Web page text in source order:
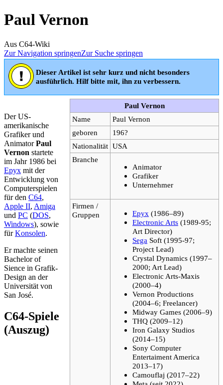
Paul Vernon
Aus C64-Wiki
Zur Navigation springenZur Suche springen
Dieser Artikel ist sehr kurz und nicht besonders
ausführlich. Hilf bitte mit, ihn zu verbessern.
Paul Vernon
Name
Paul Vernon
geboren
196?
Nationalität USA
Branche
Animator
Grafiker
Unternehmer
Firmen /
Gruppen
Epyx (1986–89)
Electronic Arts (1989-95;
Art Director)
Sega Soft (1995-97;
Project Lead)
Crystal Dynamics (1997–
2000; Art Lead)
Electronic Arts-Maxis
(2000–4)
Vernon Productions
(2004–6; Freelancer)
Midway Games (2006–9)
THQ (2009–12)
Iron Galaxy Studios
(2014–15)
Sony Computer
Entertaiment America
2013–17)
Camouflaj (2017–22)
Der US-
amerikanische
Grafiker und
AnimatorPaul
Vernon startete
im Jahr 1986 bei
Epyx mit der
Entwicklung von
Computerspielen
für den C64,
Apple II, Amiga
und PC (DOS,
Windows), sowie
fürKonsolen.
Er machte seinen
Bachelor of
Sience in Grafik-
Design an der
Universität von
San José.
C64-Spiele
(Auszug)